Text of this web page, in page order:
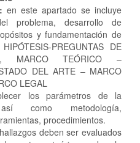
en este apartado se incluye
problema, desarrollo de
y fundamentación de
PREGUNTAS DE
MARCO TEÓRICO –
DEL ARTE – MARCO
LEGAL
los parámetros de la
como metodología,
procedimientos.
deben ser evaluados